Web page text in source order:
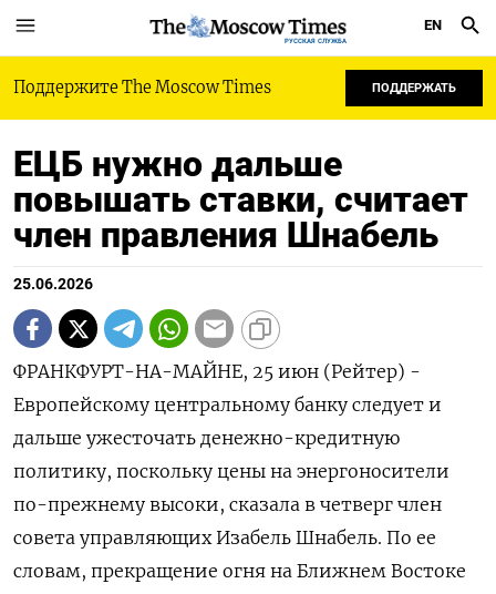
РУССКАЯ СЛУЖБА
EN
Поддержите The Moscow Times ПОДДЕРЖАТЬ
ЕЦБ нужно дальше
повышать ставки, считает
член правления Шнабель
25.06.2026
ФРАНКФУРТ-НА-МАЙНЕ, 25 июн (Рейтер) -
Европейскому центральному банку следует и
дальше ‌ужесточать денежно-кредитную
политику, поскольку цены на энергоносители
по-прежнему высоки, сказала ​в ​четверг ​член
совета ⁠управляющих Изабель ‌Шнабель. По ‌ее
словам, прекращение огня на Ближнем ​Востоке